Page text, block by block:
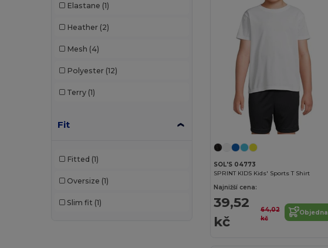
Proact (97)
Promodoro
Quadra (2)
Radsow by Uneek
Result (1)
Russell (3)
RYWAN (1)
SF Clothing
Elastane (1)
Heather (2)
Mesh (4)
Polyester (12)
Terry (1)
Fit
Fitted (1)
Oversize (1)
Slim fit (1)
SOL'S 04773
SPRINT KIDS Kids' Sports T Shirt
Najnižší cena:
39,52
kč
64,02
kč